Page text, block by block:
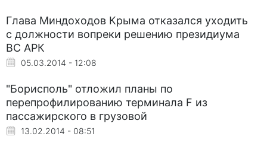
Глава Миндоходов Крыма отказался уходить
с должности вопреки решению президиума
ВС АРК
05.03.2014 - 12:08
"Борисполь" отложил планы по
перепрофилированию терминала F из
пассажирского в грузовой
13.02.2014 - 08:51